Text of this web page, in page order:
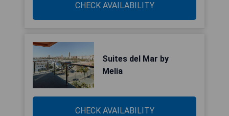
CHECK AVAILABILITY
Suites del Mar by
Melia
CHECK AVAILABILITY